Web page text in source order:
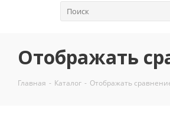
Отображать
Главная - Каталог - Отображать